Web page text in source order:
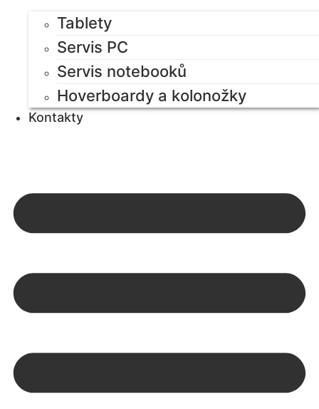
Tablety
Servis PC
Servis notebooků
Hoverboardy a kolonožky
Kontakty